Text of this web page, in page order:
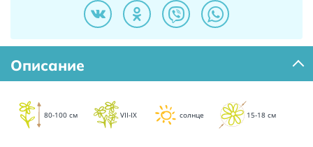
Описание
80-100 см VII-IX солнце 15-18 см